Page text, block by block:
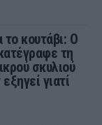
το κουτάβι: Ο
τη
σκυλιού
γιατί